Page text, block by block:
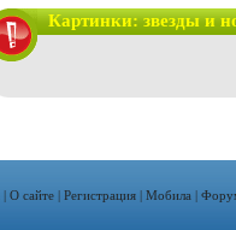
Картинки: звезды и
| О сайте | Регистрация | Мобила |